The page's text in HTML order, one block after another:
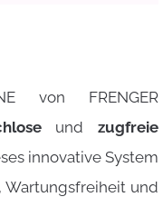
von FRENGER
undzugfreie
innovative System
Wartungsfreiheit und